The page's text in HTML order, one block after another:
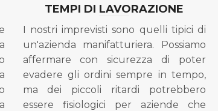
TEMPI DI LAVORAZIONE
I nostri imprevisti sono quelli tipici di
un'azienda manifatturiera. Possiamo
affermare con sicurezza di poter
evadere gli ordini sempre in tempo,
ma dei piccoli ritardi potrebbero
essere fisiologici per aziende che